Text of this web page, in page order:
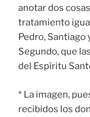
anotar dos
tratamiento
Pedro, Santiago
Segundo, que
del Espíritu
* La imagen,
recibidos los